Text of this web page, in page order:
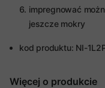
impregnować
jeszcze mokry
kod produktu: NI-
Więcej o produkcie